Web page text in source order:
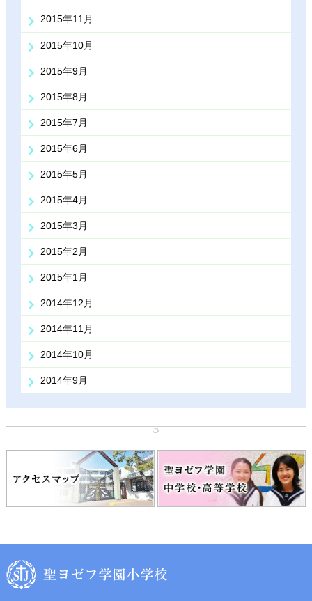
2015年11月
2015年10月
2015年9月
2015年8月
2015年7月
2015年6月
2015年5月
2015年4月
2015年3月
2015年2月
2015年1月
2014年12月
2014年11月
2014年10月
2014年9月